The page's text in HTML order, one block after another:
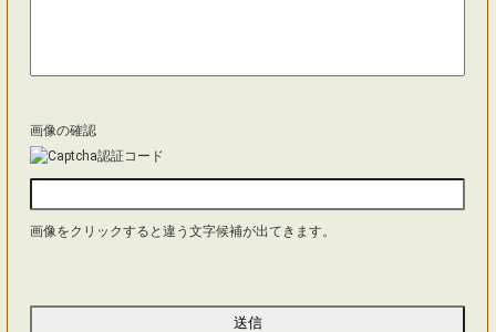
画像の確認
画像をクリックすると違う文字候補が出てきます。